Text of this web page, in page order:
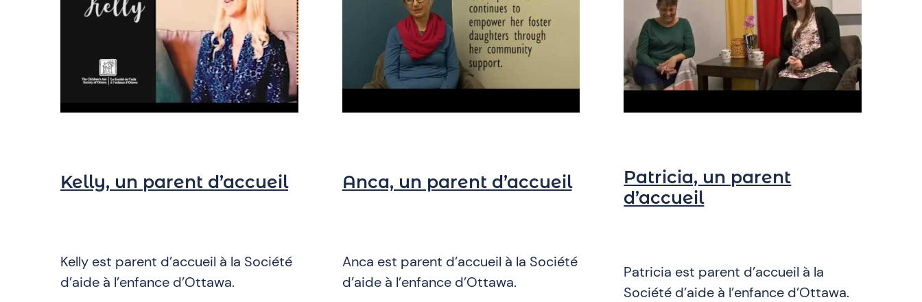
Kelly, un parent d’accueil
Kelly est parent d’accueil à la Société
d’aide à l’enfance d’Ottawa.
Anca, un parent d’accueil
Anca est parent d’accueil à la Société
d’aide à l’enfance d’Ottawa.
Patricia, un parent
d’accueil
Patricia est parent d’accueil à la
Société d’aide à l’enfance d’Ottawa.